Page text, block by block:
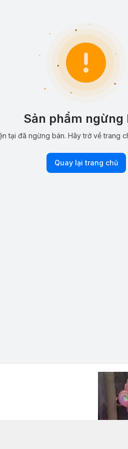
Sản phẩm ngừng
tại đã ngừng bán. Hãy trở về trang
Quay lại trang chủ